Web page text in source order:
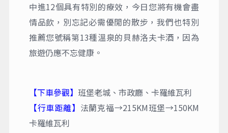
中進12個具有特別的療效，今日您將有機會盡
情品飲，別忘記必需優閒的散步，我們也特別
推薦您號稱第13種溫泉的貝赫洛夫卡酒，因為
旅遊仍應不忘健康。
【下車參觀】 班堡老城、市政廳、卡羅維瓦利
【行車距離】 法蘭克福→215KM班堡→150KM
卡羅維瓦利